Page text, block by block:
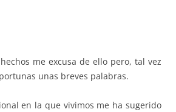
me excusa de ello pero, tal vez
unas breves palabras.
en la que vivimos me ha sugerido